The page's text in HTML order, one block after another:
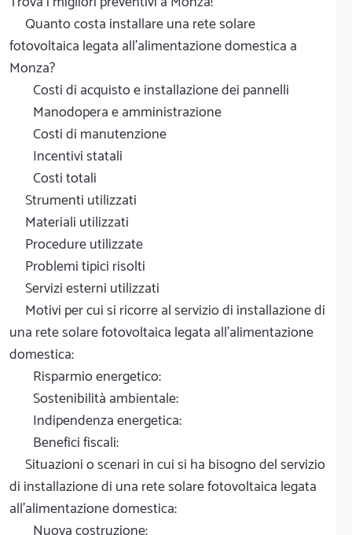
Quanto costa installare una rete solare
fotovoltaica legata all'alimentazione domestica a
Monza?
Costi di acquisto e installazione dei pannelli
Manodopera e amministrazione
Costi di manutenzione
Incentivi statali
Costi totali
Strumenti utilizzati
Materiali utilizzati
Procedure utilizzate
Problemi tipici risolti
Servizi esterni utilizzati
Motivi per cui si ricorre al servizio di installazione di
una rete solare fotovoltaica legata all'alimentazione
domestica:
Risparmio energetico:
Sostenibilità ambientale:
Indipendenza energetica:
Benefici fiscali:
Situazioni o scenari in cui si ha bisogno del servizio
di installazione di una rete solare fotovoltaica legata
all'alimentazione domestica: